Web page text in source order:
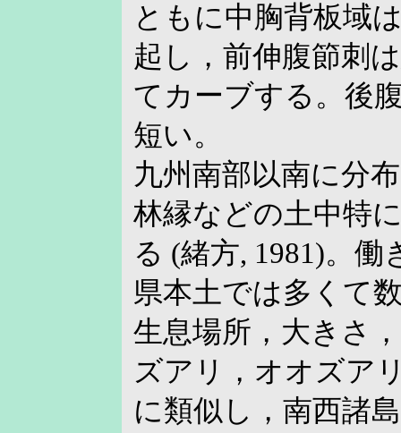
ともに中胸背板域
起し，前伸腹節刺
てカーブする。後
短い。
九州南部以南に分
林縁などの土中特
る (緒方, 1981)。
県本土では多くて
生息場所，大きさ
ズアリ，オオズア
に類似し，南西諸